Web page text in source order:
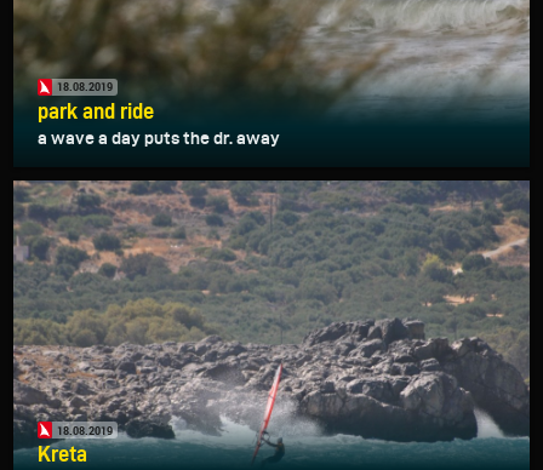
18.08.2019
park and ride
a wave a day puts the dr. away
18.08.2019
Kreta